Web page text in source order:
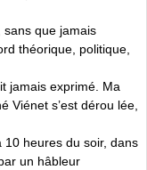
sans que jamais
théorique, politique,
jamais exprimé. Ma
Viénet s’est dérou lée,
10 heures du soir, dans
un hâbleur